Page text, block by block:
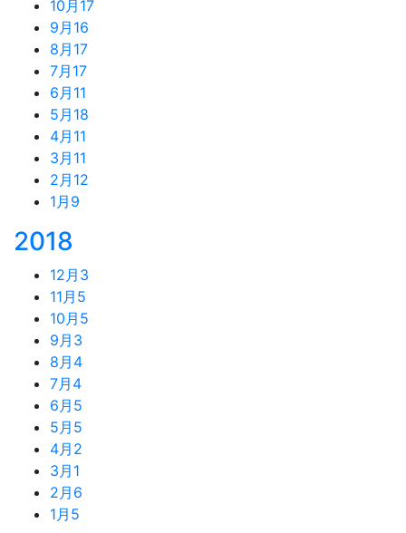
10月 17
9月 16
8月 17
7月 17
6月 11
5月 18
4月 11
3月 11
2月 12
1月 9
2018
12月 3
11月 5
10月 5
9月 3
8月 4
7月 4
6月 5
5月 5
4月 2
3月 1
2月 6
1月 5